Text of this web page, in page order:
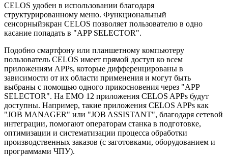
CELOS удобен в использовании благодаря
структурированному меню. Функциональный
сенсорныйэкран CELOS позволяет пользователю в одно
касание попадать в "APP SELECTOR".
Подобно смартфону или планшетному компьютеру
пользователь CELOS имеет прямой доступ ко всем
приложениям APPs, которые дифференцированы в
зависимости от их области применения и могут быть
выбраны с помощью одного прикосновения через "APP
SELECTOR". На EMO 12 приложения CELOS APPs будут
доступны. Например, такие приложения CELOS APPs как
"JOB MANAGER" или "JOB ASSISTANT", благодаря сетевой
интеграции, помогают операторам станка в подготовке,
оптимизации и систематизации процесса обработки
производственных заказов (с заготовками, оборудованием и
программами ЧПУ).